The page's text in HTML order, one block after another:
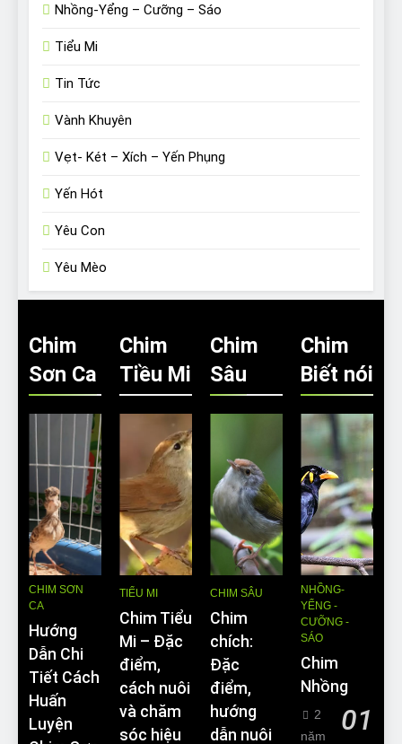
Nhồng-Yểng – Cưỡng – Sáo
Tiểu Mi
Tin Tức
Vành Khuyên
Vẹt- Két – Xích – Yến Phụng
Yến Hót
Yêu Con
Yêu Mèo
Chim
Sơn Ca
CHIM SƠN
CA
Hướng
Dẫn Chi
Tiết Cách
Huấn
Luyện
Chim
Tiều Mi
TIỂU MI
Chim Tiểu
Mi – Đặc
điểm,
cách nuôi
và chăm
sóc hiệu
Chim
Sâu
CHIM SÂU
Chim
chích:
Đặc
điểm,
hướng
dẫn nuôi
Chim
Biết nói
NHỒNG-
YỂNG -
CƯỠNG -
SÁO
Chim
Nhồng
01
2
năm